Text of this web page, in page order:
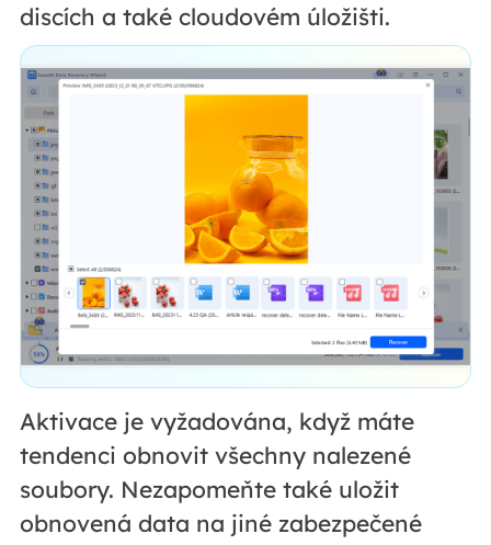
discích a také cloudovém úložišti.
Aktivace je vyžadována, když máte
tendenci obnovit všechny nalezené
soubory. Nezapomeňte také uložit
obnovená data na jiné zabezpečené